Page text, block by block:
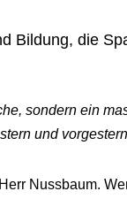
Bildung, die
sondern ein
und
Nussbaum.